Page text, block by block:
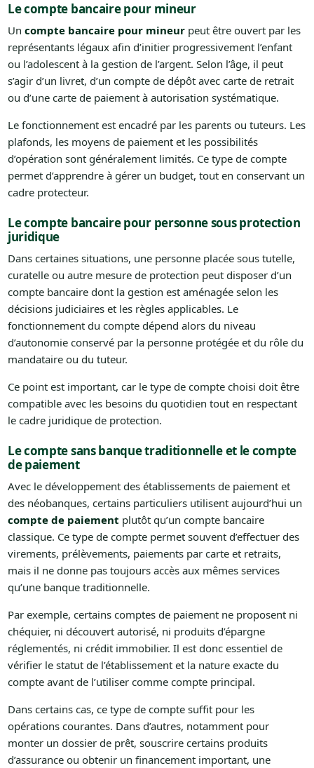
Le compte bancaire pour mineur
Un compte bancaire pour mineurpeut être ouvert par les
représentants légaux afin d’initier progressivement l’enfant
ou l’adolescent à la gestion de l’argent. Selon l’âge, il peut
s’agir d’un livret, d’un compte de dépôt avec carte de retrait
ou d’une carte de paiement à autorisation systématique.
Le fonctionnement est encadré par les parents ou tuteurs. Les
plafonds, les moyens de paiement et les possibilités
d’opération sont généralement limités. Ce type de compte
permet d’apprendre à gérer un budget, tout en conservant un
cadre protecteur.
Le compte bancaire pour personne sous protection
juridique
Dans certaines situations, une personne placée sous tutelle,
curatelle ou autre mesure de protection peut disposer d’un
compte bancaire dont la gestion est aménagée selon les
décisions judiciaires et les règles applicables. Le
fonctionnement du compte dépend alors du niveau
d’autonomie conservé par la personne protégée et du rôle du
mandataire ou du tuteur.
Ce point est important, car le type de compte choisi doit être
compatible avec les besoins du quotidien tout en respectant
le cadre juridique de protection.
Le compte sans banque traditionnelle et le compte
de paiement
Avec le développement des établissements de paiement et
des néobanques, certains particuliers utilisent aujourd’hui un
compte de paiement plutôt qu’un compte bancaire
classique. Ce type de compte permet souvent d’effectuer des
virements, prélèvements, paiements par carte et retraits,
mais il ne donne pas toujours accès aux mêmes services
qu’une banque traditionnelle.
Par exemple, certains comptes de paiement ne proposent ni
chéquier, ni découvert autorisé, ni produits d’épargne
réglementés, ni crédit immobilier. Il est donc essentiel de
vérifier le statut de l’établissement et la nature exacte du
compte avant de l’utiliser comme compte principal.
Dans certains cas, ce type de compte suffit pour les
opérations courantes. Dans d’autres, notamment pour
monter un dossier de prêt, souscrire certains produits
d’assurance ou obtenir un financement important, une